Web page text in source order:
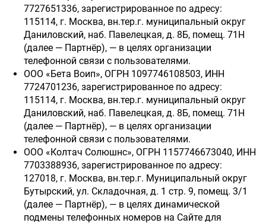
7727651336, зарегистрированное по адресу:
115114, г. Москва, вн.тер.г. муниципальный округ
Даниловский, наб. Павелецкая, д. 8Б, помещ. 71Н
(далее — Партнёр), — в целях организации
телефонной связи с пользователями.
ООО «Бета Воип», ОГРН 1097746108503, ИНН
7724701236, зарегистрированное по адресу:
115114, г. Москва, вн.тер.г. муниципальный округ
Даниловский, наб. Павелецкая, д. 8Б, помещ. 71Н
(далее — Партнёр), — в целях организации
телефонной связи с пользователями.
ООО «Колтач Солюшнс», ОГРН 1157746673040, ИНН
7703388936, зарегистрированное по адресу:
127018, г. Москва, вн.тер.г. Муниципальный округ
Бутырский, ул. Складочная, д. 1 стр. 9, помещ. 3/1
(далее — Партнёр), — в целях динамической
подмены телефонных номеров на Сайте для